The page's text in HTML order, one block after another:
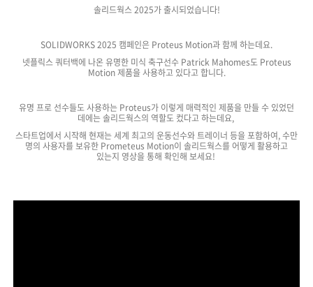
솔리드웍스 2025가 출시되었습니다!
SOLIDWORKS 2025 캠페인은 Proteus Motion과 함께 하는데요.
넷플릭스 쿼터백에 나온 유명한 미식 축구선수 Patrick Mahomes도 Proteus
Motion 제품을 사용하고 있다고 합니다.
유명 프로 선수들도 사용하는 Proteus가 이렇게 매력적인 제품을 만들 수 있었던
데에는 솔리드웍스의 역할도 컸다고 하는데요,
스타트업에서 시작해 현재는 세계 최고의 운동선수와 트레이너 등을 포함하여, 수만
명의 사용자를 보유한 Prometeus Motion이 솔리드웍스를 어떻게 활용하고
있는지 영상을 통해 확인해 보세요!